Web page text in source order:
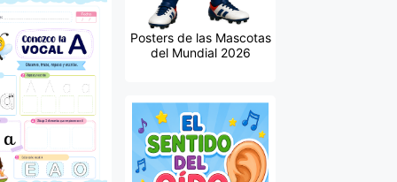
Posters de las Mascotas
del Mundial 2026